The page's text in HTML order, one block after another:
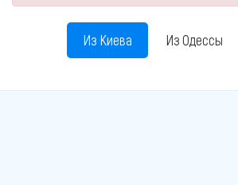
Из Киева Из Одессы